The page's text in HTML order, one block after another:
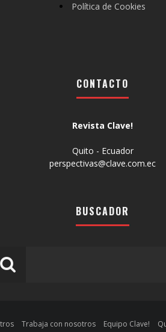
Política de Cookies
CONTACTO
Revista Clave!
Quito - Ecuador
perspectivas@clave.com.ec
BUSCADOR
Trabaja con nosotros Equipo Clave!